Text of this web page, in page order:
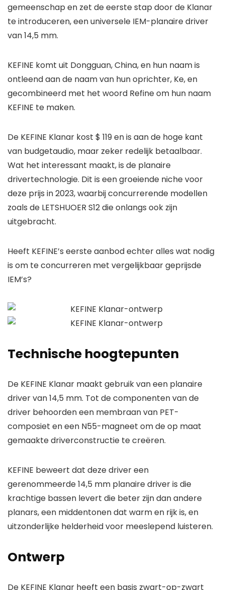
gemeenschap en zet de eerste stap door de Klanar
te introduceren, een universele IEM-planaire driver
van 14,5 mm.
KEFINE komt uit Dongguan, China, en hun naam is
ontleend aan de naam van hun oprichter, Ke, en
gecombineerd met het woord Refine om hun naam
KEFINE te maken.
De KEFINE Klanar kost $ 119 en is aan de hoge kant
van budgetaudio, maar zeker redelijk betaalbaar.
Wat het interessant maakt, is de planaire
drivertechnologie. Dit is een groeiende niche voor
deze prijs in 2023, waarbij concurrerende modellen
zoals de LETSHUOER S12 die onlangs ook zijn
uitgebracht.
Heeft KEFINE’s eerste aanbod echter alles wat nodig
is om te concurreren met vergelijkbaar geprijsde
IEM’s?
Technische hoogtepunten
De KEFINE Klanar maakt gebruik van een planaire
driver van 14,5 mm. Tot de componenten van de
driver behoorden een membraan van PET-
composiet en een N55-magneet om de op maat
gemaakte driverconstructie te creëren.
KEFINE beweert dat deze driver een
gerenommeerde 14,5 mm planaire driver is die
krachtige bassen levert die beter zijn dan andere
planars, een middentonen dat warm en rijk is, en
uitzonderlijke helderheid voor meeslepend luisteren.
Ontwerp
De KEFINE Klanar heeft een basis zwart-op-zwart